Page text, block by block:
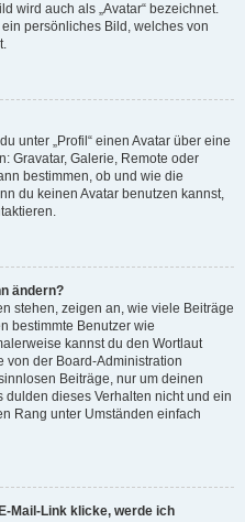
wird auch als „Avatar“ bezeichnet.
persönliches Bild, welches von
unter „Profil“ einen Avatar über eine
Gravatar, Galerie, Remote oder
bestimmen, ob und wie die
du keinen Avatar benutzen kannst,
ändern?
stehen, zeigen an, wie viele Beiträge
bestimmte Benutzer wie
kannst du den Wortlaut
von der Board-Administration
Beiträge, nur um deinen
dieses Verhalten nicht und ein
Rang unter Umständen einfach
Mail-Link klicke, werde ich